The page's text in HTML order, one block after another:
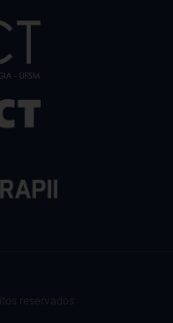
reservados